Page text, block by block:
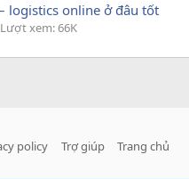
logistics online ở đâu tốt
Lượt xem: 66K
policy Trợ giúp Trang chủ